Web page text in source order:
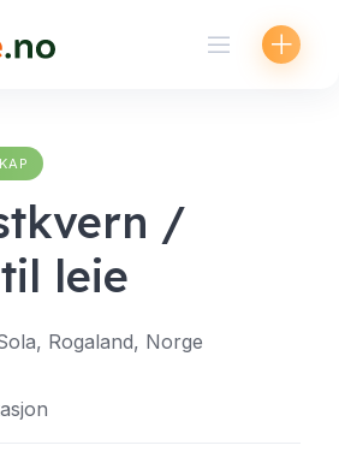
/
leie
Rogaland, Norge